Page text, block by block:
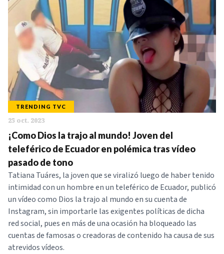
TRENDING TVC
25 oct. 2023
¡Como Dios la trajo al mundo! Joven del
teleférico de Ecuador en polémica tras vídeo
pasado de tono
Tatiana Tuáres, la joven que se viralizó luego de haber tenido
intimidad con un hombre en un teleférico de Ecuador, publicó
un vídeo como Dios la trajo al mundo en su cuenta de
Instagram, sin importarle las exigentes políticas de dicha
red social, pues en más de una ocasión ha bloqueado las
cuentas de famosas o creadoras de contenido ha causa de sus
atrevidos vídeos.